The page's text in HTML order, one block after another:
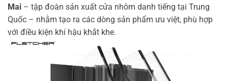
Mai – tập đoàn sản xuất cửa nhôm danh tiếng tại Trung
Quốc – nhằm tạo ra các dòng sản phẩm ưu việt, phù hợp
với điều kiện khí hậu khắt khe.